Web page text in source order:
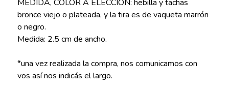
MEDIDA, COLOR A ELECCION: hebilla y tachas
bronce viejo o plateada, y la tira es de vaqueta marrón
o negro.
Medida: 2.5 cm de ancho.
*una vez realizada la compra, nos comunicamos con
vos así nos indicás el largo.